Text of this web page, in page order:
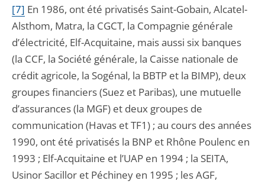
[7] En 1986, ont été privatisés Saint-Gobain, Alcatel-
Alsthom, Matra, la CGCT, la Compagnie générale
d’électricité, Elf-Acquitaine, mais aussi six banques
(la CCF, la Société générale, la Caisse nationale de
crédit agricole, la Sogénal, la BBTP et la BIMP), deux
groupes financiers (Suez et Paribas), une mutuelle
d’assurances (la MGF) et deux groupes de
communication (Havas et TF1) ; au cours des années
1990, ont été privatisés la BNP et Rhône Poulenc en
1993 ; Elf-Acquitaine et l’UAP en 1994 ; la SEITA,
Usinor Sacillor et Péchiney en 1995 ; les AGF,